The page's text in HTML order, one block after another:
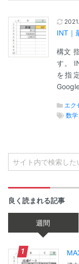
INT
構文
す。
を指
エク
数
良く読まれる記事
週間